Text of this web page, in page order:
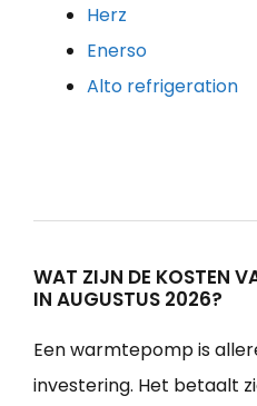
Herz
Enerso
Alto refrigeration
WAT ZIJN DE KOSTEN
IN AUGUSTUS 2026?
Een warmtepomp is
investering. Het betaalt